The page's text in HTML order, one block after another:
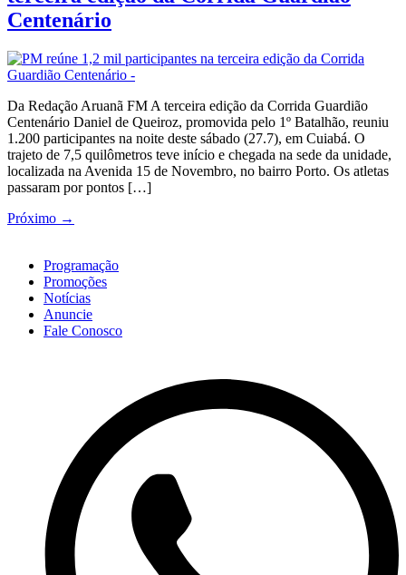
Centenário
Da Redação Aruanã FM A terceira edição da Corrida Guardião
Centenário Daniel de Queiroz, promovida pelo 1º Batalhão, reuniu
1.200 participantes na noite deste sábado (27.7), em Cuiabá. O
trajeto de 7,5 quilômetros teve início e chegada na sede da unidade,
localizada na Avenida 15 de Novembro, no bairro Porto. Os atletas
passaram por pontos […]
Próximo →
Programação
Promoções
Notícias
Anuncie
Fale Conosco